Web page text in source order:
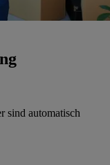
sind automatisch